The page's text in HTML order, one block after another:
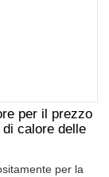
per il prezzo
calore delle
per la